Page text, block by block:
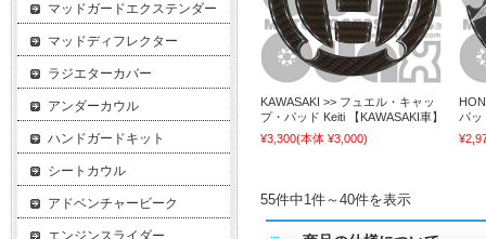
KAWASAKI >> フュエル・キャッ
プ・パッド Keiti 【KAWASAKI車】
¥3,300(本体 ¥3,000)
パッ
55件中1件～40件を表示
マッドガードエクステンダー
マッドディフレクター
ラジエターカバー
アンダーカウル
ハンドガードキット
シートカウル
アドベンチャービーク
エンジンスライダー